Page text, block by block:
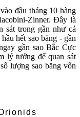
đầu tháng 10 hàng
Zinner. Đây là
sát trong gần như cả
hết sao băng - gần
gần sao Bắc Cực
lý tưởng để quan sát
lượng sao băng vốn